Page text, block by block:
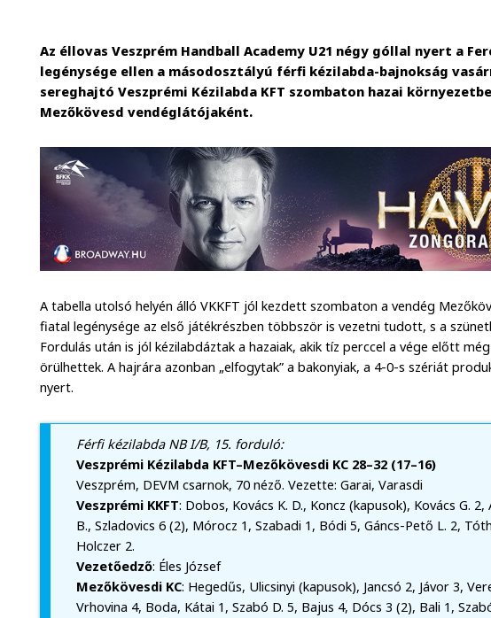
Az éllovas Veszprém Handball Academy U21 négy góllal nyert a
legénysége ellen a másodosztályú férfi kézilabda-bajnokság
sereghajtó Veszprémi Kézilabda KFT szombaton hazai
Mezőkövesd vendéglátójaként.
A tabella utolsó helyén álló VKKFT jól kezdett szombaton a vendég
fiatal legénysége az első játékrészben többször is vezetni tudott, s a
Fordulás után is jól kézilabdáztak a hazaiak, akik tíz perccel a vége előtt
örülhettek. A hajrára azonban „elfogytak” a bakonyiak, a 4-0-s szériát
nyert.
Férfi kézilabda NB I/B, 15. forduló:
Veszprémi Kézilabda KFT–Mezőkövesdi KC 28–32 (17–16)
Veszprém, DEVM csarnok, 70 néző. Vezette: Garai, Varasdi
Veszprémi KKFT: Dobos, Kovács K. D., Koncz (kapusok), Kovács G.
B., Szladovics 6 (2), Mórocz 1, Szabadi 1, Bódi 5, Gáncs-Pető L. 2,
Holczer 2.
Vezetőedző: Éles József
Mezőkövesdi KC: Hegedűs, Ulicsinyi (kapusok), Jancsó 2, Jávor 3,
Vrhovina 4, Boda, Kátai 1, Szabó D. 5, Bajus 4, Dócs 3 (2), Bali 1,